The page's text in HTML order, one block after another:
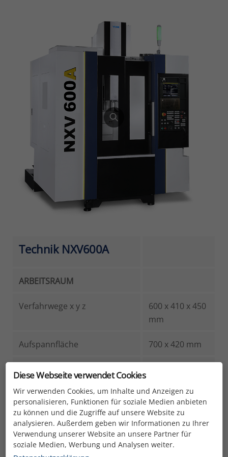
Technik NXV600A
ARBEITSRAUM
Verfahrwege x y z
600 x 410 x 450
mm
Aufspannfläche 700 x 420 mm
Abstand Spindelnase –
Abstand Spindelmitte – Z-
Achsen Ständer
415 mm
max. Tischbelastung 300 Kg
Diese Webseite verwendet Cookies
Wir verwenden Cookies, um Inhalte und Anzeigen zu
personalisieren, Funktionen für soziale Medien anbieten
zu können und die Zugriffe auf unsere Website zu
analysieren. Außerdem geben wir Informationen zu Ihrer
Verwendung unserer Website an unsere Partner für
soziale Medien, Werbung und Analysen weiter.